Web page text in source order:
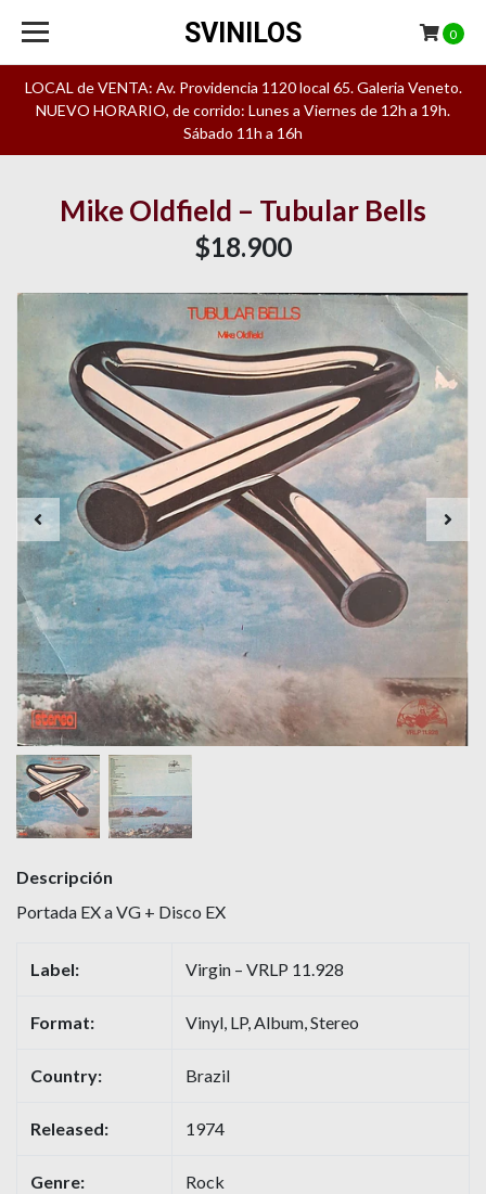
LOCAL de VENTA: Av. Providencia 1120 local 65. Galeria Veneto.
NUEVO HORARIO, de corrido: Lunes a Viernes de 12h a 19h.
Sábado 11h a 16h
SVINILOS 0
Mike Oldfield – Tubular Bells
$18.900
Descripción
Portada EX a VG + Disco EX
Label: Virgin – VRLP 11.928
Format: Vinyl, LP, Album, Stereo
Country: Brazil
Released: 1974
Genre: Rock